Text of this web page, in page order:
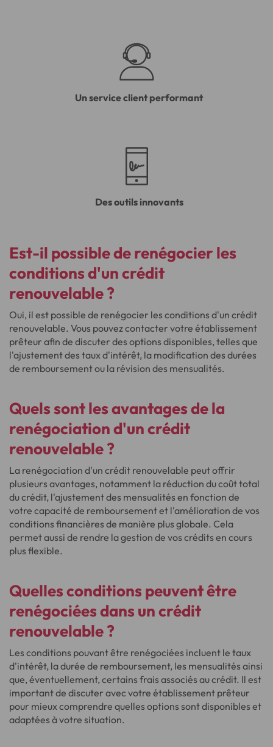
Un service client performant
Des outils innovants
Est-il possible de renégocier les
conditions d'un crédit
renouvelable ?
Oui, il est possible de renégocier les conditions d'un crédit
renouvelable. Vous pouvez contacter votre établissement
prêteur afin de discuter des options disponibles, telles que
l'ajustement des taux d'intérêt, la modification des durées
de remboursement ou la révision des mensualités.
Quels sont les avantages de la
renégociation d'un crédit
renouvelable ?
La renégociation d'un crédit renouvelable peut offrir
plusieurs avantages, notamment la réduction du coût total
du crédit, l'ajustement des mensualités en fonction de
votre capacité de remboursement et l'amélioration de vos
conditions financières de manière plus globale. Cela
permet aussi de rendre la gestion de vos crédits en cours
plus flexible.
Quelles conditions peuvent être
renégociées dans un crédit
renouvelable ?
Les conditions pouvant être renégociées incluent le taux
d'intérêt, la durée de remboursement, les mensualités ainsi
que, éventuellement, certains frais associés au crédit. Il est
important de discuter avec votre établissement prêteur
pour mieux comprendre quelles options sont disponibles et
adaptées à votre situation.